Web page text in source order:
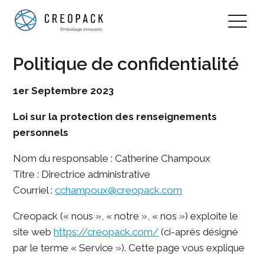
Politique de confidentialité
1er Septembre 2023
Loi sur la protection des renseignements
personnels
Nom du responsable : Catherine Champoux
Titre : Directrice administrative
Courriel :cchampoux@creopack.com
Creopack (« nous », « notre », « nos ») exploite le
site webhttps://creopack.com/ (ci-après désigné
par le terme « Service »). Cette page vous explique